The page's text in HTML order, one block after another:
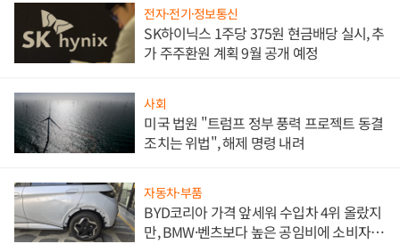
전자·전기·정보통신
SK하이닉스 1주당 375원 현금배당 실시, 추
가 주주환원 계획 9월 공개 예정
사회
미국 법원 "트럼프 정부 풍력 프로젝트 동결
조치는 위법", 해제 명령 내려
자동차·부품
BYD코리아 가격 앞세워 수입차 4위 올랐지
만, BMW·벤츠보다 높은 공임비에 소비자